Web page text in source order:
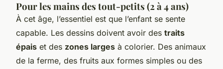
Pour les mains des tout-petits (2 à 4 ans)
À cet âge, l’essentiel est que l’enfant se sente
capable. Les dessins doivent avoir des traits
épais et des zones larges à colorier. Des animaux
de la ferme, des fruits aux formes simples ou des